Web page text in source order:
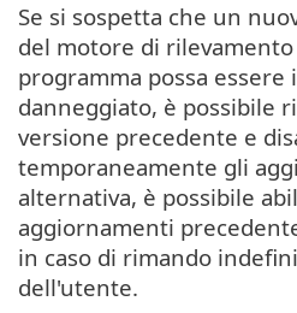
Se si sospetta che un
del motore di
programma possa essere
danneggiato, è possibile
versione precedente e
temporaneamente gli
alternativa, è possibile
aggiornamenti
in caso di rimando
dell'utente.